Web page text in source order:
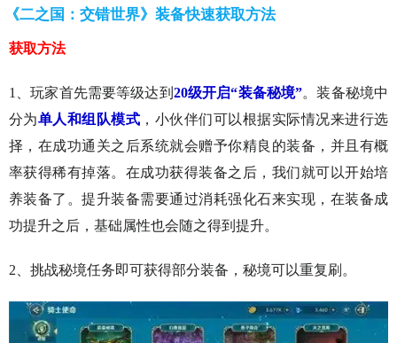
《二之国：交错世界》装备快速获取方法
获取方法
1、玩家首先需要等级达到 20级开启“装备秘境”。装备秘境中
分为单人和组队模式 ，小伙伴们可以根据实际情况来进行选
择，在成功通关之后系统就会赠予你精良的装备，并且有概
率获得稀有掉落。在成功获得装备之后，我们就可以开始培
养装备了。提升装备需要通过消耗强化石来实现，在装备成
功提升之后，基础属性也会随之得到提升。
2、挑战秘境任务即可获得部分装备，秘境可以重复刷。